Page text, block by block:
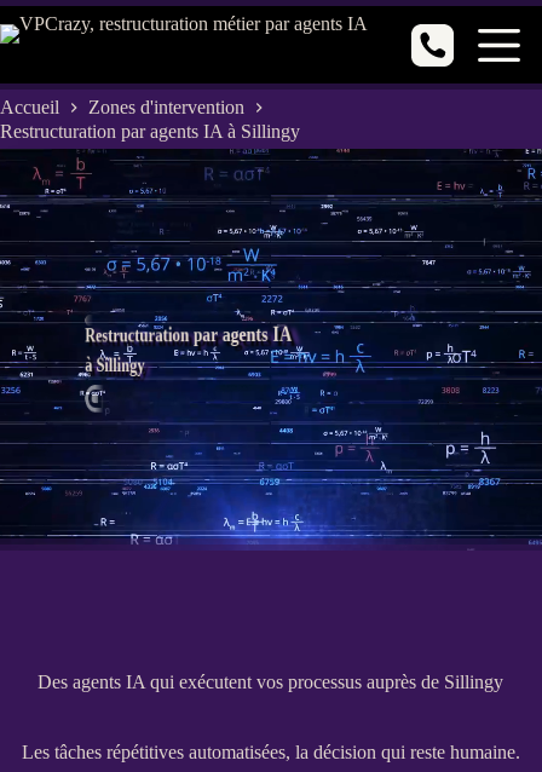
Passer
au
Accueil
Zones d'intervention
Restructuration par agents IA à Sillingy
Restructuration par agents IA
à Sillingy
Des agents IA qui exécutent vos processus auprès de Sillingy
Les tâches répétitives automatisées, la décision qui reste humaine.